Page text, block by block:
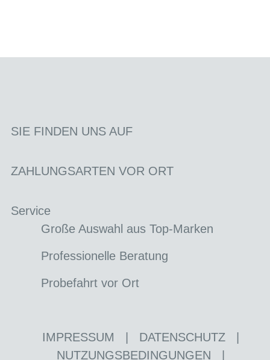
SIE FINDEN UNS AUF
ZAHLUNGSARTEN VOR ORT
Service
Große Auswahl aus Top-Marken
Professionelle Beratung
Probefahrt vor Ort
IMPRESSUM DATENSCHUTZ
NUTZUNGSBEDINGUNGEN